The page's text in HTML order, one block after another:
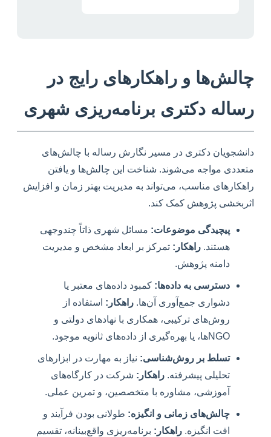
چالش‌ها و راهکارهای رایج در
رساله دکتری برنامه‌ریزی شهری
دانشجویان دکتری در مسیر نگارش رساله با چالش‌های
متعددی مواجه می‌شوند. شناخت این چالش‌ها و یافتن
راهکارهای مناسب، می‌تواند به مدیریت بهتر زمان و افزایش
اثربخشی پژوهش کمک کند.
پیچیدگی موضوعات: مسائل شهری ذاتاً چندوجهی
هستند. راهکار: تمرکز بر ابعاد مشخص و مدیریت
دامنه پژوهش.
دسترسی به داده‌ها: کمبود داده‌های معتبر یا
دشواری جمع‌آوری آن‌ها. راهکار: استفاده از
روش‌های ترکیبی، همکاری با نهادهای دولتی و
NGOها، یا بهره‌گیری از داده‌های ثانویه موجود.
تسلط بر روش‌شناسی: نیاز به مهارت در ابزارهای
تحلیلی پیشرفته. راهکار: شرکت در کارگاه‌های
آموزشی، مشاوره با متخصصین، و تمرین عملی.
چالش‌های زمانی و انگیزه: طولانی بودن فرآیند و
افت انگیزه. راهکار: برنامه‌ریزی واقع‌بینانه، تقسیم